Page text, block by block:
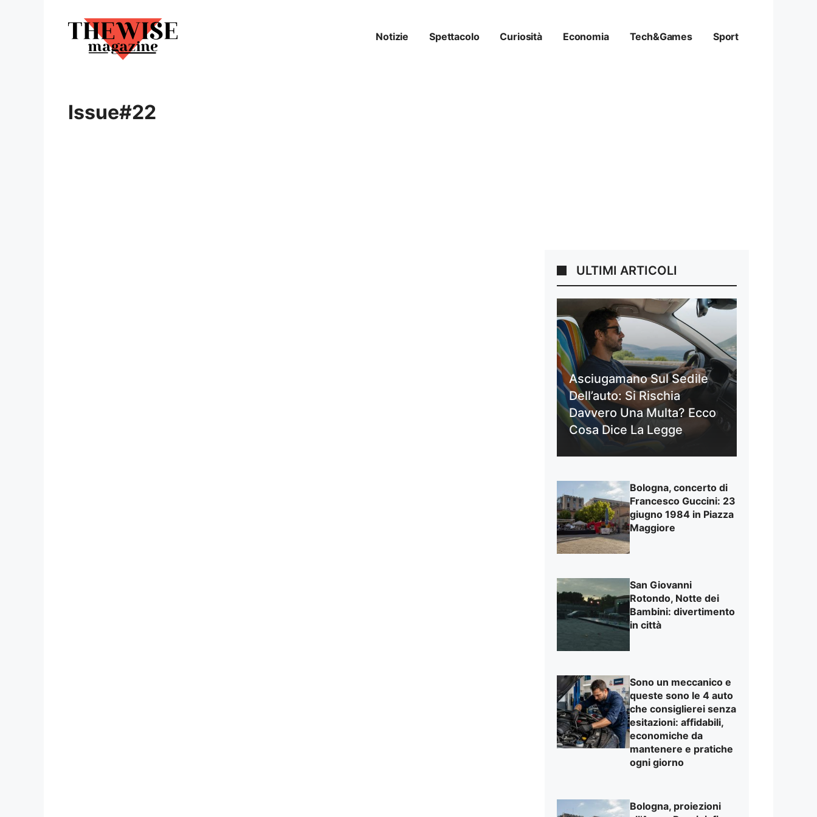
Notizie Spettacolo Curiosità Economia Tech&Games Sport
Issue#22
ULTIMI ARTICOLI
Asciugamano Sul Sedile
Dell’auto: Si Rischia
Davvero Una Multa? Ecco
Cosa Dice La Legge
Bologna, concerto di
Francesco Guccini: 23
giugno 1984 in Piazza
Maggiore
San Giovanni
Rotondo, Notte dei
Bambini: divertimento
in città
Sono un meccanico e
queste sono le 4 auto
che consiglierei senza
esitazioni: affidabili,
economiche da
mantenere e pratiche
ogni giorno
Bologna, proiezioni